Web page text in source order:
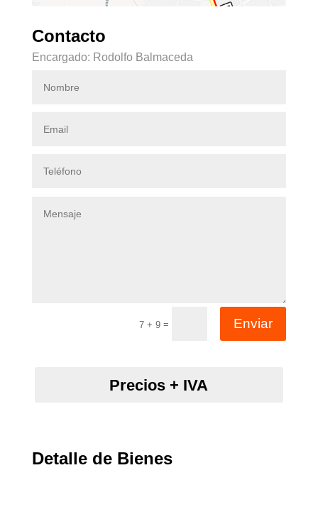
Contacto
Encargado: Rodolfo Balmaceda
7 + 9 = Enviar
Precios + IVA
Detalle de Bienes